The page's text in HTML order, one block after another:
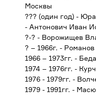
Москвы
??? (один год) -
- Антонович Иван
?-? - Ворожищев
? – 1966г. -
1966 – 1973гг. -
1974 – 1976гг. -
1976 - 1979гг. -
1979 - 1991гг. -